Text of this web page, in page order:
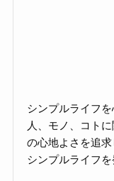
シンプルライフを
人、モノ、コト
の心地よさを追求
シンプルライフを